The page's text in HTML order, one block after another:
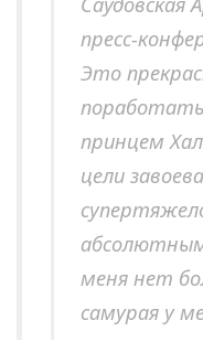
пресс-
Это
принцем
цели
меня нет
самурая у